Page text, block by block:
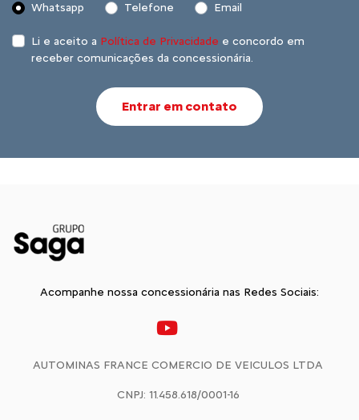
Whatsapp Telefone Email
Li e aceito a Política de Privacidade e concordo em
receber comunicações da concessionária.
Entrar em contato
Acompanhe nossa concessionária nas Redes Sociais:
AUTOMINAS FRANCE COMERCIO DE VEICULOS LTDA
CNPJ: 11.458.618/0001-16